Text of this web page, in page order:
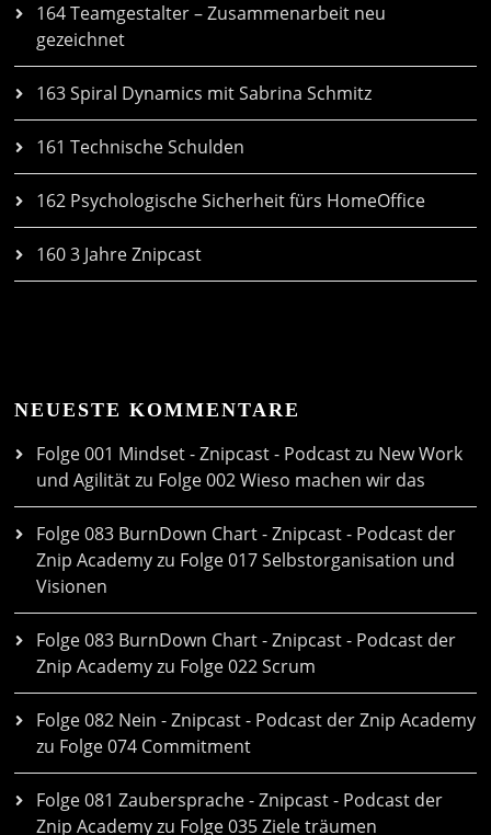
164 Teamgestalter – Zusammenarbeit neu
gezeichnet
163 Spiral Dynamics mit Sabrina Schmitz
161 Technische Schulden
162 Psychologische Sicherheit fürs HomeOffice
160 3 Jahre Znipcast
NEUESTE KOMMENTARE
Folge 001 Mindset - Znipcast - Podcast zu New Work
und Agilitätzu Folge 002 Wieso machen wir das
Folge 083 BurnDown Chart - Znipcast - Podcast der
Znip Academyzu Folge 017 Selbstorganisation und
Visionen
Folge 083 BurnDown Chart - Znipcast - Podcast der
Znip Academyzu Folge 022 Scrum
Folge 082 Nein - Znipcast - Podcast der Znip Academy
zu Folge 074 Commitment
Folge 081 Zaubersprache - Znipcast - Podcast der
Znip Academyzu Folge 035 Ziele träumen